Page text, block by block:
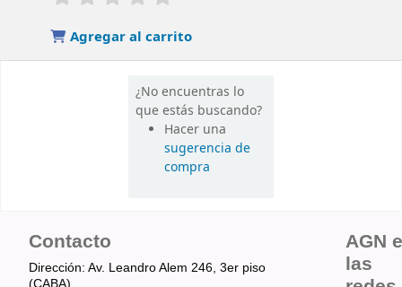
Agregar al carrito
¿No encuentras lo
que estás buscando?
Hacer una
sugerencia de
compra
Contacto
Dirección: Av. Leandro Alem 246, 3er piso
(CABA).
AGN
las